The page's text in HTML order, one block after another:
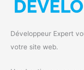
Développeur Expert
votre site web.